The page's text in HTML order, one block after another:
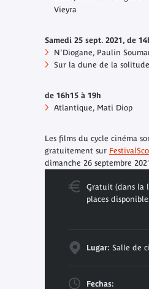
Vieyra
Samedi 25 sept. 2021, de
N'Diogane, Paulin
Sur la dune de la solitude
de 16h15 à 19h
Atlantique, Mati Diop
Les films du cycle cinéma
gratuitement sur
dimanche 26 septembre
Gratuit (dans la
places
Lugar: Salle de
Fechas: